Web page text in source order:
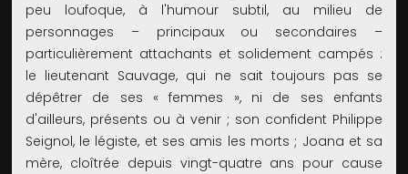
peu loufoque, à l'humour subtil, au milieu de
personnages – principaux ou secondaires –
particulièrement attachants et solidement campés :
le lieutenant Sauvage, qui ne sait toujours pas se
dépêtrer de ses « femmes », ni de ses enfants
d'ailleurs, présents ou à venir ; son confident Philippe
Seignol, le légiste, et ses amis les morts ; Joana et sa
mère, cloîtrée depuis vingt-quatre ans pour cause